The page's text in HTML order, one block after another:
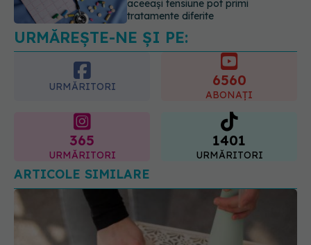
Mii de angajați din Sănătate ar
putea primi salarii mai mari.
Sindicatele cer schimbarea legii
06.08.2026, 19:26
URMĂREȘTE-NE ȘI PE:
URMĂRITORI 6560
ABONAȚI
365
URMĂRITORI
1401
URMĂRITORI
ARTICOLE SIMILARE